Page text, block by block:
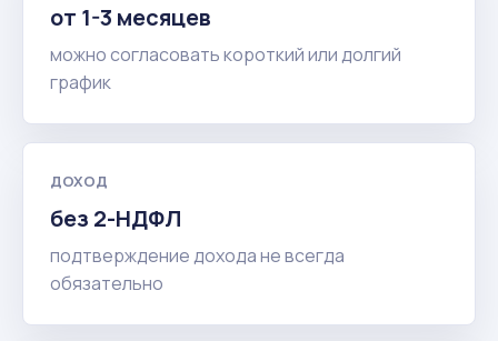
от 1-3 месяцев
можно согласовать короткий или долгий
график
ДОХОД
без 2-НДФЛ
подтверждение дохода не всегда
обязательно